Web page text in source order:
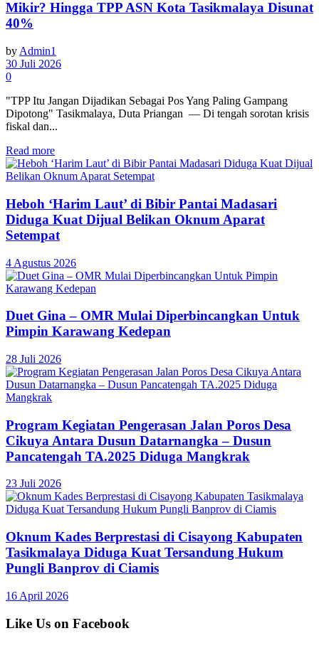
Mikir? Hingga TPP ASN Kota Tasikmalaya Disunat
40%
by Admin1
30 Juli 2026
0
"TPP Itu Jangan Dijadikan Sebagai Pos Yang Paling Gampang
Dipotong" Tasikmalaya, Duta Priangan — Di tengah sorotan krisis
fiskal dan...
Read more
Heboh ‘Harim Laut’ di Bibir Pantai Madasari
Diduga Kuat Dijual Belikan Oknum Aparat
Setempat
4 Agustus 2026
Duet Gina – OMR Mulai Diperbincangkan Untuk
Pimpin Karawang Kedepan
28 Juli 2026
Program Kegiatan Pengerasan Jalan Poros Desa
Cikuya Antara Dusun Datarnangka – Dusun
Pancatengah TA.2025 Diduga Mangkrak
23 Juli 2026
Oknum Kades Berprestasi di Cisayong Kabupaten
Tasikmalaya Diduga Kuat Tersandung Hukum
Pungli Banprov di Ciamis
16 April 2026
Like Us on Facebook